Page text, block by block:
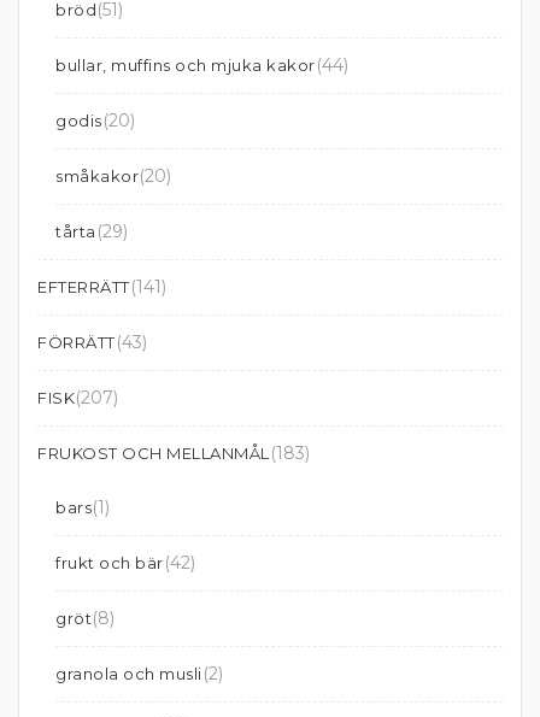
bröd(51)
bullar, muffins och mjuka kakor(44)
godis(20)
småkakor(20)
tårta (29)
EFTERRÄTT(141)
FÖRRÄTT(43)
FISK(207)
FRUKOST OCH MELLANMÅL (183)
bars(1)
frukt och bär(42)
gröt(8)
granola och musli(2)